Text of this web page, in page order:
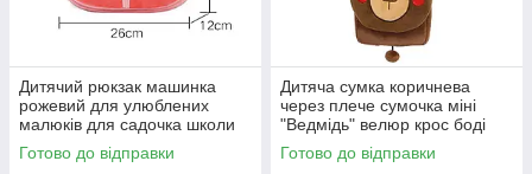
Дитячий рюкзак машинка
рожевий для улюблених
малюків для садочка школи
м'який велюр машинка "W"
маленький дівчинці
Готово до відправки
Дитяча сумка коричнева
через плече сумочка міні
"Ведмідь" велюр крос боді
для малюків унісекс для
телефону
Готово до відправки